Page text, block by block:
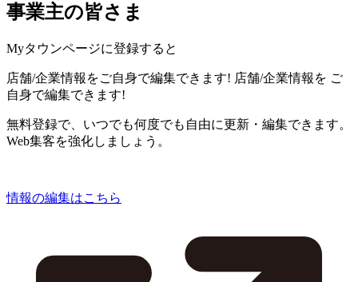
事業主の皆さま
Myタウンページに登録すると
店舗/企業情報をご自身で編集できます! 店舗/企業情報を ご
自身で編集できます!
無料登録で、いつでも何度でも自由に更新・編集できます。
Web集客を強化しましょう。
情報の編集はこちら